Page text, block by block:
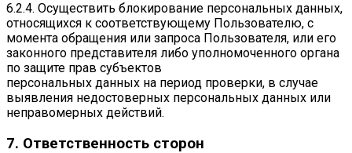
6.2.4. Осуществить блокирование персональных данных,
относящихся к соответствующему Пользователю, с
момента обращения или запроса Пользователя, или его
законного представителя либо уполномоченного органа
по защите прав субъектов
персональных данных на период проверки, в случае
выявления недостоверных персональных данных или
неправомерных действий.
7. Ответственность сторон